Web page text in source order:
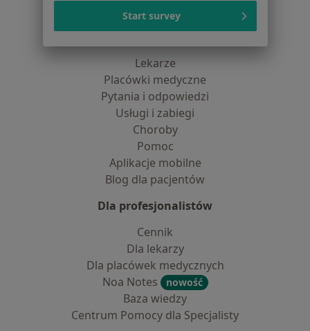
Kontakt
Lekarze
Placówki medyczne
Pytania i odpowiedzi
Usługi i zabiegi
Choroby
Pomoc
Aplikacje mobilne
Blog dla pacjentów
Dla profesjonalistów
Cennik
Dla lekarzy
Dla placówek medycznych
Noa Notes
nowość
Baza wiedzy
Centrum Pomocy dla Specjalisty
Start survey